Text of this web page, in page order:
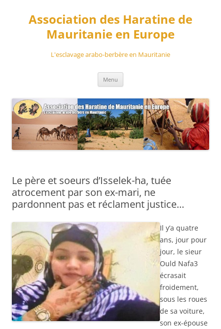
contenuAssociation des Haratine de
Mauritanie en Europe
L'esclavage arabo-berbère en Mauritanie
Menu
Le père et soeurs d’Isselek-ha, tuée
atrocement par son ex-mari, ne
pardonnent pas et réclament justice…
Il y’a quatre
ans, jour pour
jour, le sieur
Ould Nafa3
écrasait
froidement,
sous les roues
de sa voiture,
son ex-épouse